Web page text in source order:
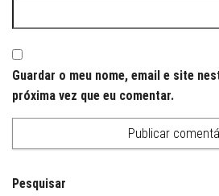
Guardar o meu nome, email e site
próxima vez que eu comentar.
Pesquisar